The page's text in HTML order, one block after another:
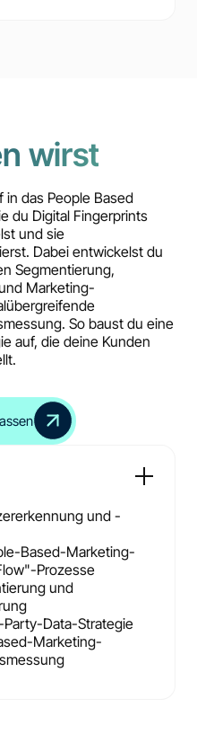
wirst
in das People Based
du Digital Fingerprints
und sie
Dabei entwickelst du
Segmentierung,
Marketing-
So baust du eine
auf, die deine Kunden
und -
Based-Marketing-
Prozesse
und
Data-Strategie
Marketing-